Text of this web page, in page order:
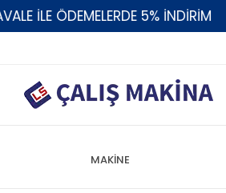
İLE ÖDEMELERDE 5% İNDİRİM
MAKİNE